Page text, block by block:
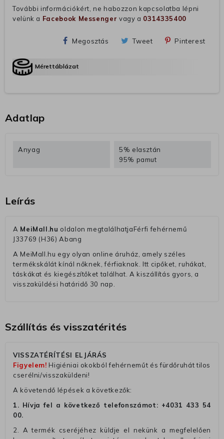
További információkért, ne habozzon kapcsolatba lépni
velünk a Facebook Messenger vagy a 0314335400
Megosztás Tweet Pinterest
Mérettáblázat
Adatlap
Anyag
5% elasztán
95% pamut
Leírás
A MeiMall.hu oldalon megtalálhatjaFérfi fehérnemű
J33769 (H36) Abang
A MeiMall.hu egy olyan online áruház, amely széles
termékskálát kínál nőknek, férfiaknak. Itt cipőket, ruhákat,
táskákat és kiegészítőket találhat. A kiszállítás gyors, a
visszaküldési határidő 30 nap.
Szállítás és visszatérités
VISSZATÉRÍTÉSI ELJÁRÁS
Figyelem! Higiéniai okokból fehérneműt és fürdőruhát tilos
cserélni/visszaküldeni!
A követendő lépések a következők:
1. Hívja fel a következő telefonszámot: +4031 433 54
00.
2. A termék cseréjéhez küldje el nekünk a megfelelően